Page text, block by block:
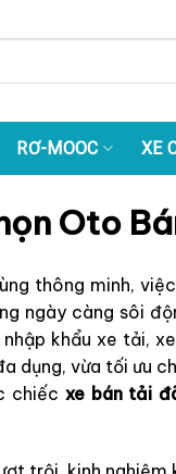
RƠ-MOOC XE
Oto
thông minh,
ngày càng sôi
khẩu xe
dụng, vừa tối ưu
chiếc xe bán tải